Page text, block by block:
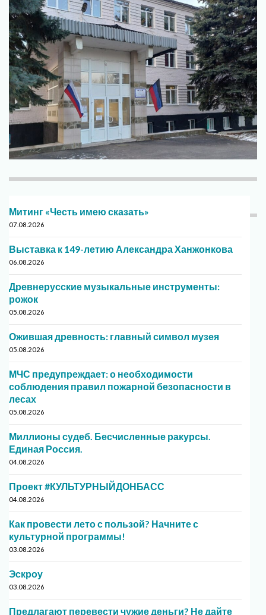
Митинг «Честь имею сказать»
07.08.2026
Выставка к 149-летию Александра Ханжонкова
06.08.2026
Древнерусские музыкальные инструменты:
рожок
05.08.2026
Ожившая древность: главный символ музея
05.08.2026
МЧС предупреждает: о необходимости
соблюдения правил пожарной безопасности в
лесах
05.08.2026
Миллионы судеб. Бесчисленные ракурсы.
Единая Россия.
04.08.2026
Проект #КУЛЬТУРНЫЙДОНБАСС
04.08.2026
Как провести лето с пользой? Начните с
культурной программы!
03.08.2026
Эскроу
03.08.2026
Предлагают перевести чужие деньги? Не дайте